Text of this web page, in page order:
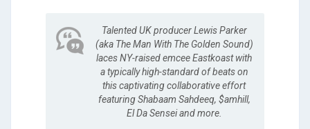
Talented UK producer Lewis Parker
(aka The Man With The Golden Sound)
laces NY-raised emcee Eastkoast with
a typically high-standard of beats on
this captivating collaborative effort
featuring Shabaam Sahdeeq, $amhill,
El Da Sensei and more.